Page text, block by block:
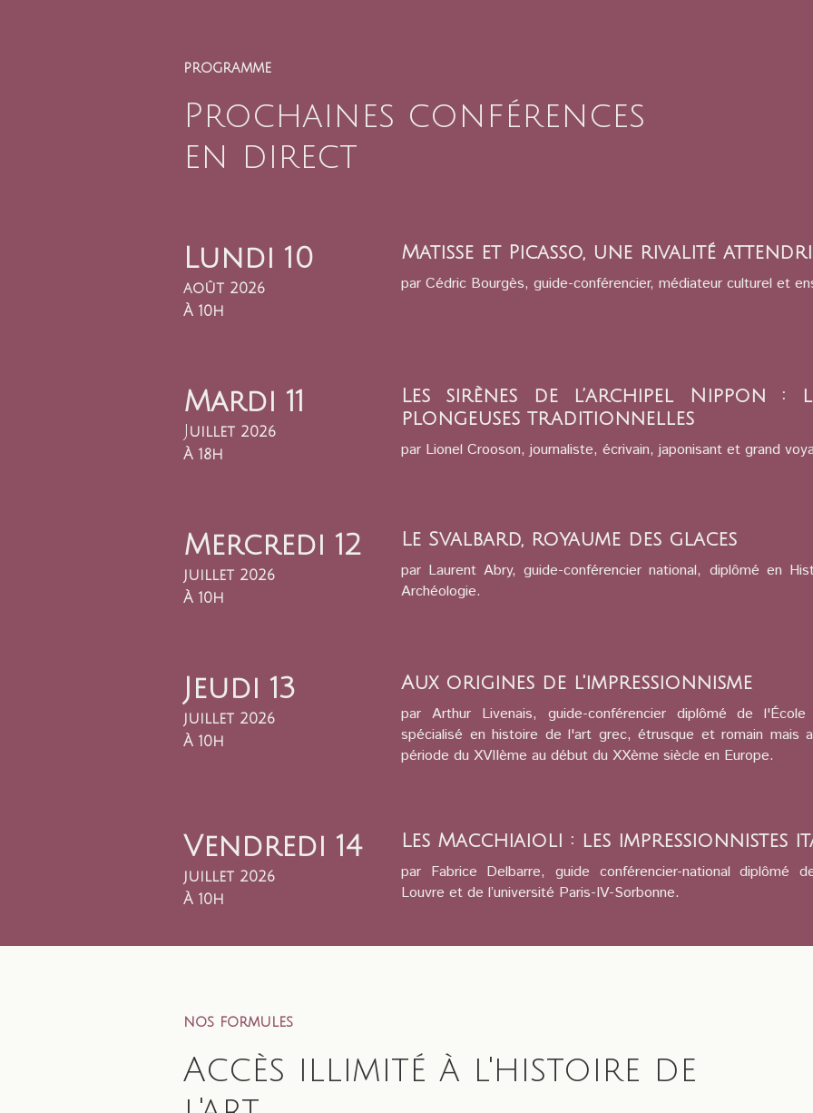
programme
Prochaines conférences
en direct
Lundi 10
août 2026
À 10h
Matisse et Picasso, une rivalité
par Cédric Bourgès, guide-conférencier, médiateur culturel et
Mardi 11
j uillet 2026
À 18h
Les sirènes de l’archipel Nippon :
plongeuses traditionnelles
par Lionel Crooson, journaliste, écrivain, japonisant et grand
Mercredi 12
juillet 2026
À 10h
Le Svalbard, royaume des glaces
par Laurent Abry, guide-conférencier national, diplômé en
Archéologie.
Jeudi 13
juillet 2026
À 10h
Aux origines de l'impressionnisme
par Arthur Livenais, guide-conférencier diplômé de
spécialisé en histoire de l'art grec, étrusque et romain mais
période du XVIIème au début du XXème siècle en Europe.
Vendredi 14
juillet 2026
À 10h
Les Macchiaioli : les impressionnistes
par Fabrice Delbarre, guide conférencier-national diplômé
Louvre et de l’université Paris-IV-Sorbonne.
nos formules
Accès illimité à l'histoire de